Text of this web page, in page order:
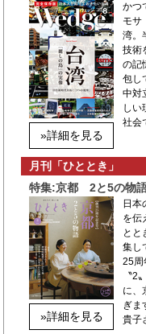
»詳細を見る
かつ
モサ
湾。
技術
の記
包し
中対
しい
社会
月刊「ひととき」
特集:京都 2と5の物
»詳細を見る
日本
を伝
とと
集し
25周
〝2
に、
ぎま
貴子